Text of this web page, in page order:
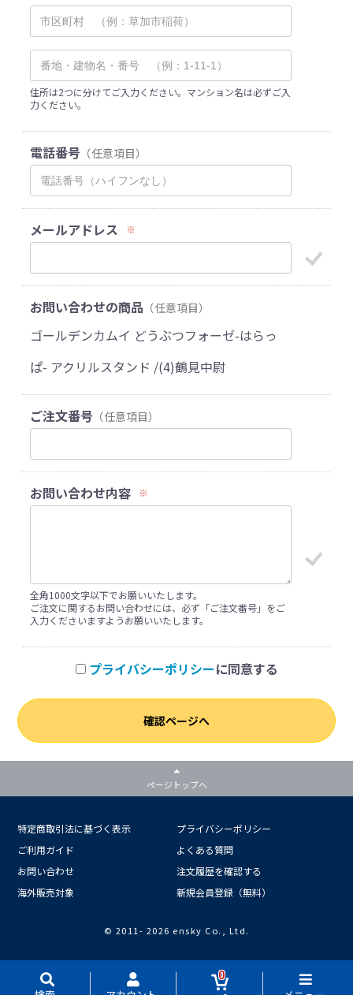
住所は2つに分けてご入力ください。マンション名は必ずご入
力ください。
電話番号 （任意項目）
メールアドレス ※
お問い合わせの商品 （任意項目）
ゴールデンカムイ どうぶつフォーゼ-はらっ
ぱ- アクリルスタンド /(4)鶴見中尉
ご注文番号 （任意項目）
お問い合わせ内容 ※
全角1000文字以下でお願いいたします。
ご注文に関するお問い合わせには、必ず「ご注文番号」をご
入力くださいますようお願いいたします。
プライバシーポリシーに同意する
確認ページへ
0
ページトップへ
特定商取引法に基づく表示
プライバシーポリシー
ご利用ガイド
よくある質問
お問い合わせ
注文履歴を確認する
海外販売対象
新規会員登録（無料）
© 2011- 2026 ensky Co., Ltd.